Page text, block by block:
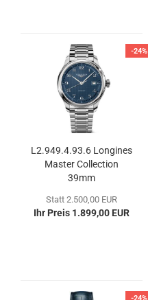
-24%
L2.949.4.93.6 Lon­gi­nes
Mas­ter Coll­ec­tion
39mm
Statt 2.500,00 EUR
Ihr Preis 1.899,00 EUR